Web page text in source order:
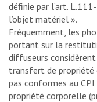
définie par l’art.
l’objet matériel ».
Fréquemment, les
portant sur la
diffuseurs
transfert de propriété
pas conformes au
propriété corporelle